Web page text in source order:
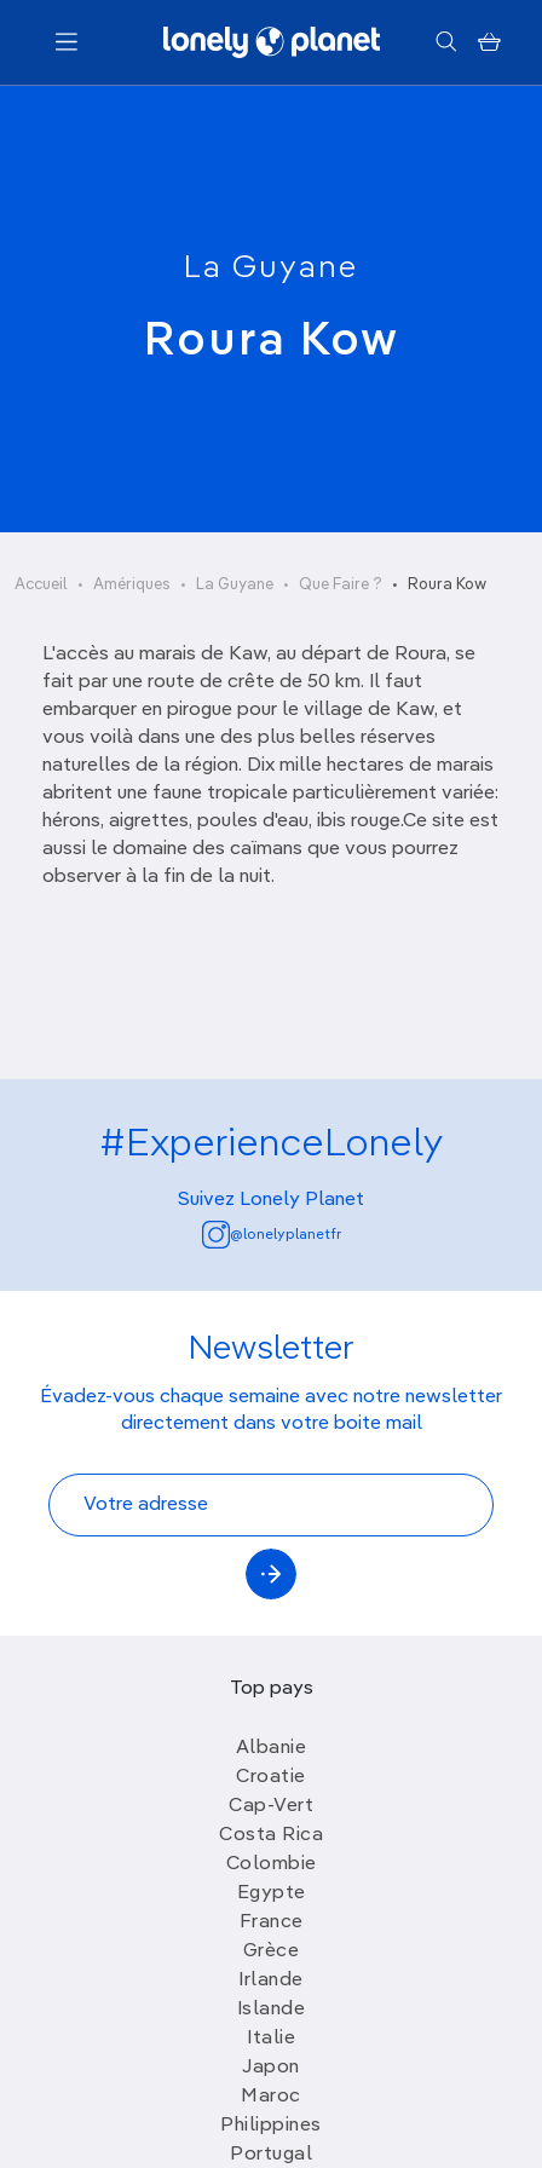
Menu
La Guyane
Roura Kow
Accueil Amériques La Guyane Que Faire ? Roura Kow
L'accès au marais de Kaw, au départ de Roura, se
fait par une route de crête de 50 km. Il faut
embarquer en pirogue pour le village de Kaw, et
vous voilà dans une des plus belles réserves
naturelles de la région. Dix mille hectares de marais
abritent une faune tropicale particulièrement variée:
hérons, aigrettes, poules d'eau, ibis rouge.Ce site est
aussi le domaine des caïmans que vous pourrez
observer à la fin de la nuit.
#ExperienceLonely
Suivez Lonely Planet
@lonelyplanetfr
Newsletter
Évadez-vous chaque semaine avec notre newsletter
directement dans votre boite mail
Top pays
Albanie
Croatie
Cap-Vert
Costa Rica
Colombie
Egypte
France
Grèce
Irlande
Islande
Italie
Japon
Maroc
Philippines
Portugal